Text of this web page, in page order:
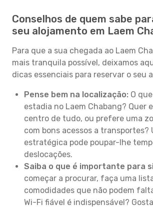
Conselhos de quem sabe
seu alojamento em Laem
Para que a sua chegada ao Laem
mais tranquila possível, deixamos
dicas essenciais para reservar o seu
Pense bem na localização: O
estadia no Laem Chabang? Quer
centro de tudo, ou prefere uma
com bons acessos a transportes?
estratégica pode poupar-lhe
deslocações.
Saiba o que é importante para
começar a procurar, faça uma
comodidades que não podem
Wi-Fi fiável é indispensável?